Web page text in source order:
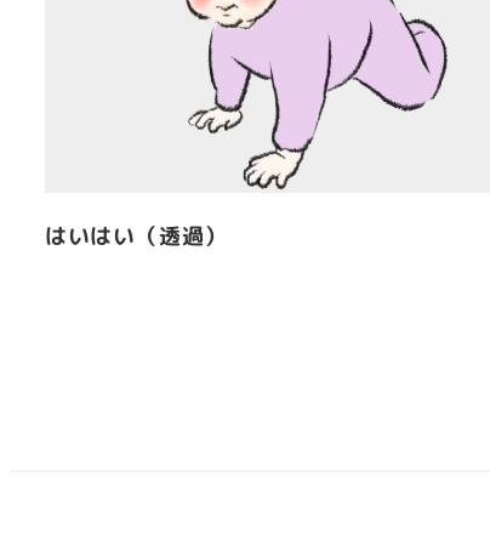
はいはい（透過）